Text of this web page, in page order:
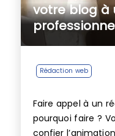
votre blog à
Rédaction web
Faire appel à un
pourquoi faire ?
confier